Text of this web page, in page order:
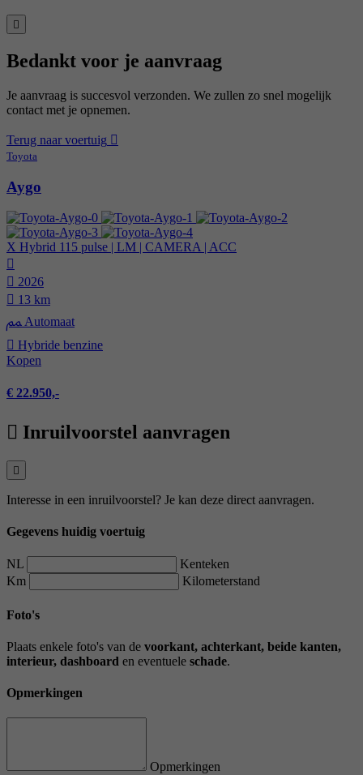
Bedankt voor je aanvraag
Je aanvraag is succesvol verzonden. We zullen zo snel mogelijk
contact met je opnemen.
Terug naar voertuig
Toyota
Aygo
X Hybrid 115 pulse | LM | CAMERA | ACC
2026
13 km
Automaat
Hybride benzine
Kopen
€ 22.950,-
Inruilvoorstel aanvragen
Interesse in een inruilvoorstel? Je kan deze direct aanvragen.
Gegevens huidig voertuig
NL
Kenteken
Km
Kilometerstand
Foto's
Plaats enkele foto's van de voorkant, achterkant, beide kanten,
interieur, dashboard en eventuele schade.
Opmerkingen
Opmerkingen